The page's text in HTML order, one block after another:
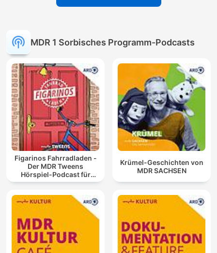
MDR 1 Sorbisches Programm-Podcasts
Figarinos Fahrradladen -
Der MDR Tweens
Hörspiel-Podcast für
Kinder
Krümel-Geschichten von
MDR SACHSEN